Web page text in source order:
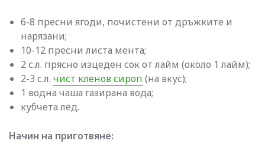
6-8 пресни ягоди, почистени от дръжките и
нарязани;
10-12 пресни листа мента;
2 с.л. прясно изцеден сок от лайм (около 1 лайм);
2-3 с.л. чист кленов сироп (на вкус);
1 водна чаша газирана вода;
кубчета лед.
Начин на приготвяне: